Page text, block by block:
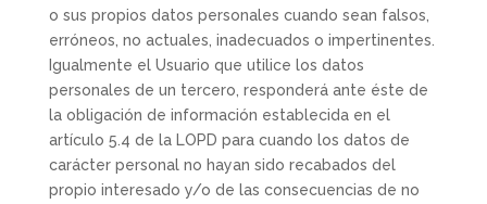
o sus propios datos personales cuando sean falsos,
erróneos, no actuales, inadecuados o impertinentes.
Igualmente el Usuario que utilice los datos
personales de un tercero, responderá ante éste de
la obligación de información establecida en el
artículo 5.4 de la LOPD para cuando los datos de
carácter personal no hayan sido recabados del
propio interesado y/o de las consecuencias de no